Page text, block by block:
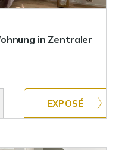
in Zentraler